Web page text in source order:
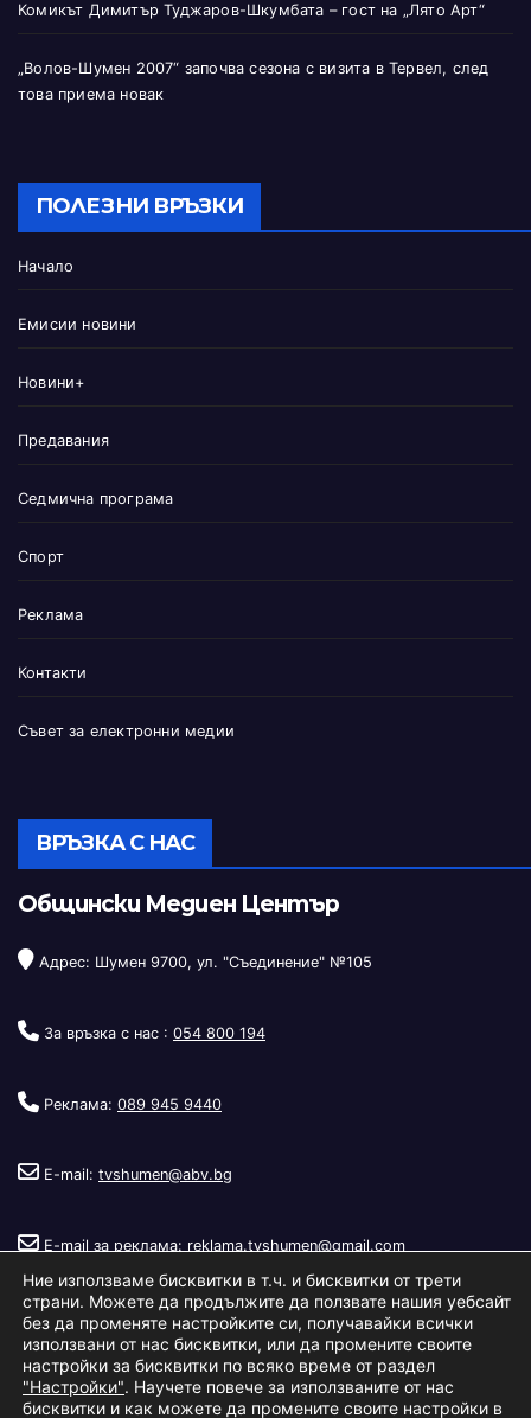
Комикът Димитър Туджаров-Шкумбата – гост на „Лято Арт“
„Волов-Шумен 2007“ започва сезона с визита в Тервел, след
това приема новак
ПОЛЕЗНИ ВРЪЗКИ
Начало
Емисии новини
Новини+
Предавания
Седмична програма
Спорт
Реклама
Контакти
Съвет за електронни медии
ВРЪЗКА С НАС
Общински Медиен Център
Адрес: Шумен 9700, ул. "Съединение" №105
За връзка с нас : 054 800 194
Реклама: 089 945 9440
E-mail: tvshumen@abv.bg
E-mail за реклама: reklama.tvshumen@gmail.com
Copyright © 2026Телевизия Шумен.|Изработка: S.I.T Solutions
Ние използваме бисквитки в т.ч. и бисквитки от трети
страни. Можете да продължите да ползвате нашия уебсайт
без да променяте настройките си, получавайки всички
използвани от нас бисквитки, или да промените своите
настройки за бисквитки по всяко време от раздел
"Настройки". Научете повече за използваните от нас
бисквитки и как можете да промените своите настройки в